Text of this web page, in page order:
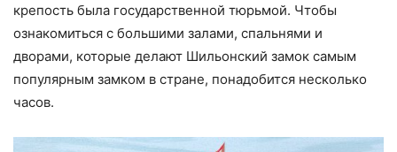
крепость была государственной тюрьмой. Чтобы
ознакомиться с большими залами, спальнями и
дворами, которые делают Шильонский замок самым
популярным замком в стране, понадобится несколько
часов.